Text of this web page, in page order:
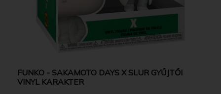
FUNKO - SAKAMOTO DAYS X SLUR GYŰJTŐI
VINYL KARAKTER